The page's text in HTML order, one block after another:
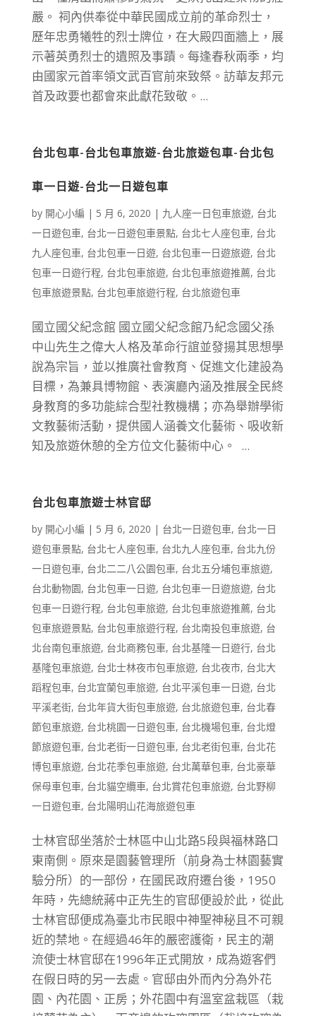
嚴。 祠內供奉從中華民國成立前的革命烈士，
歷年忠勇犧牲的烈士牌位，在大殿四面牆上，展
示著英勇烈士的遺照及事蹟。每逢春秋兩季，均
由國家元首率領文武百官前來致祭。訪華友邦元
首及政要也都會來此獻花致敬。...
台北包車-台北包車旅遊-台北旅遊包車-台北包
車一日遊-台北一日遊包車
by 開心小編 | 5 月 6, 2020 | 九人座一日包車旅遊, 台北
一日遊包車, 台北一日遊包車景點, 台北七人座包車, 台北
九人座包車, 台北包車一日遊, 台北包車一日遊旅遊, 台北
包車一日遊行程, 台北包車旅遊, 台北包車旅遊推薦, 台北
包車旅遊景點, 台北包車旅遊行程, 台北旅遊包車
國立國父紀念館 國立國父紀念館乃紀念國父孫
中山先生之偉大人格及革命行誼並發揚其思想學
說為宗旨，並以推廣社會教育、促進文化建設為
目標，為兼具博物館、表演廳內涵及推展全民終
身教育的多功能綜合型社教機構；亦為舉辦學術
文教藝術活動，提供國人涵養文化藝術、吸收新
知及旅遊休憩的全方位文化藝術中心。 ...
台北包車旅遊士林官邸
by 開心小編 | 5 月 6, 2020 | 台北一日遊包車, 台北一日
遊包車景點, 台北七人座包車, 台北九人座包車, 台北九份
一日遊包車, 台北二二八公園包車, 台北五分埔包車旅遊,
台北動物園, 台北包車一日遊, 台北包車一日遊旅遊, 台北
包車一日遊行程, 台北包車旅遊, 台北包車旅遊推薦, 台北
包車旅遊景點, 台北包車旅遊行程, 台北南投包車旅遊, 台
北台南包車旅遊, 台北商務包車, 台北基隆一日遊行, 台北
基隆包車旅遊, 台北士林夜市包車旅遊, 台北夜市, 台北大
蹈程包車, 台北宜蘭包車旅遊, 台北平溪包車一日遊, 台北
平溪老街, 台北年貨大街包車旅遊, 台北旅遊包車, 台北春
節包車旅遊, 台北桃園一日遊包車, 台北機場包車, 台北燈
節旅遊包車, 台北老街一日遊包車, 台北老街包車, 台北花
博包車旅遊, 台北花季包車旅遊, 台北萬華包車, 台北豪華
保母車包車, 台北貓空纜車, 台北賞花包車旅遊, 台北野柳
一日遊包車, 台北陽明山花海旅遊包車
士林官邸坐落於士林區中山北路5段與福林路口
東南側。原來是園藝管理所（前身為士林園藝實
驗分所）的一部份，在國民政府遷台後，1950
年時，先總統蔣中正先生的官邸便設於此，從此
士林官邸便成為臺北市民眼中神聖神秘且不可親
近的禁地。在經過46年的嚴密護衛，民主的潮
流使士林官邸在1996年正式開放，成為遊客們
在假日時的另一去處。官邸由外而內分為外花
園、內花園、正房；外花園中有溫室盆栽區（栽